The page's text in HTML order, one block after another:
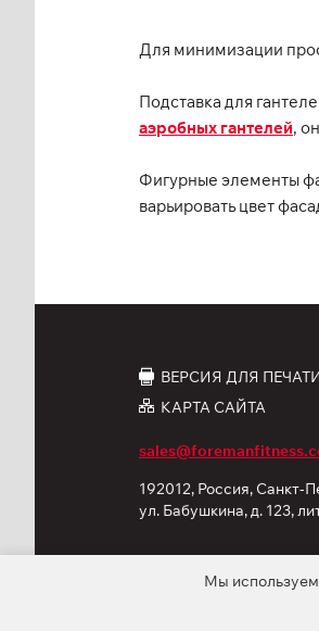
Для минимизации
Подставка для
аэробных гантелей,
Фигурные элементы
варьировать цвет
ВЕРСИЯ ДЛЯ ПЕЧАТИ
КАРТА САЙТА
192012, Россия, Санкт-
ул. Бабушкина, д. 123,
© 2026 ООО «ФОРМАН
Мы используем